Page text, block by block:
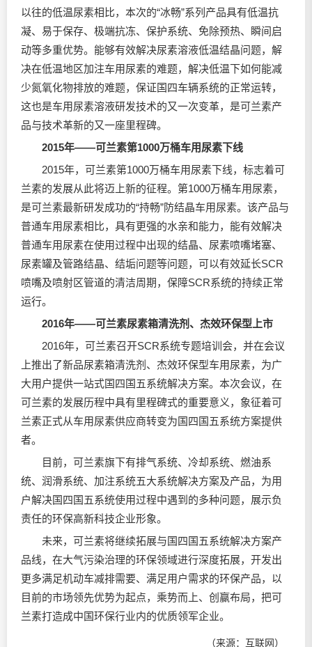
以往的低温尿素相比，本次的“冰畅”系列产品具有低温抗
凝、易于保存、极端抗冻、保护系统、免除预热、瞬间启
动等多重优势。能够有效解决尿素溶液低温结晶问题，解
决在低温地区加注车用尿素的难题，解决低温下如何能减
少氮氧化物排放的难题，保证国四车辆系统的正常运转，
这也是车用尿素溶液研发技术的又一次变革，是可兰素产
品与技术革新的又一座里程碑。
2015年——可兰素第1000万桶车用尿素下线
2015年，可兰素第1000万桶车用尿素下线，标志着可
兰素的发展从此将迈上新的征程。第1000万桶车用尿素，
是可兰素最新研发成功的“持畅”防结晶车用尿素。该产品与
普通车用尿素相比，具有更强的水亲和能力，能有效解决
普通车用尿素在使用过程中出现的结晶、尿素喷嘴堵塞、
尿素罐及管路结晶、结垢问题等问题，可以有效延长SCR
喷嘴及喷射区管道的清洁周期，保障SCR系统的持续正常
运行。
2016年——可兰素尿素箱清洗剂、杰效环保型上市
2016年，可兰素召开SCR系统专题培训会，并在会议
上推出了新品尿素箱清洗剂、杰效环保型车用尿素，为广
大用户提供一站式国四国五系统解决方案。本次会议，在
可兰素的发展历程中具有里程碑式的重要意义，象征着可
兰素正式从车用尿素供应商转变为国四国五系统方案提供
者。
目前，可兰素旗下有排气系统、冷却系统、燃油系
统、润滑系统、加注系统五大系统解决方案及产品，为用
户解决国四国五系统使用过程中遇到的多种问题，展示负
责任的环保高新科技企业形象。
未来，可兰素将继续拓展与国四国五系统解决方案产
品线，在大气污染治理的环保领域进行深度拓展，开发出
更多满足机动车减排需要、满足用户需求的环保产品，以
目前的市场领先优势为起点，乘势而上、创赢布局，把可
兰素打造成中国环保行业内的优质领军企业。
（来源：互联网）